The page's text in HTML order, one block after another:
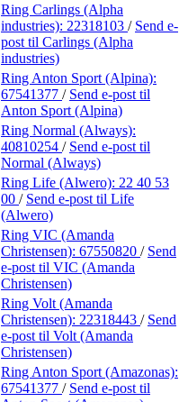
Ring Carlings (Alpha
industries): 22318103 / Send e-
post til Carlings (Alpha
industries)
Ring Anton Sport (Alpina):
67541377 / Send e-post til
Anton Sport (Alpina)
Ring Normal (Always):
40810254 / Send e-post til
Normal (Always)
Ring Life (Alwero): 22 40 53
00 / Send e-post til Life
(Alwero)
Ring VIC (Amanda
Christensen): 67550820 / Send
e-post til VIC (Amanda
Christensen)
Ring Volt (Amanda
Christensen): 22318443 / Send
e-post til Volt (Amanda
Christensen)
Ring Anton Sport (Amazonas):
67541377 / Send e-post til